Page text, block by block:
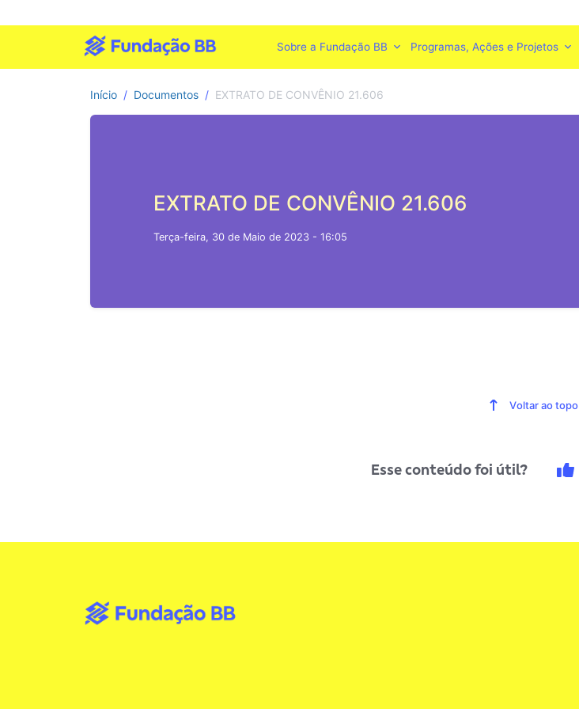
Sobre a Fundação BB Programas, Ações e Projetos
Início Documentos EXTRATO DE CONVÊNIO 21.606
EXTRATO DE CONVÊNIO 21.606
Terça-feira, 30 de Maio de 2023 - 16:05
Voltar ao topo
Esse conteúdo foi útil?